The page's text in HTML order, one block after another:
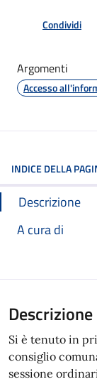
Condividi
Argomenti
Accesso
INDICE DELLA
Descrizione
A cura di
Descrizione
Si è tenuto in
consiglio
sessione